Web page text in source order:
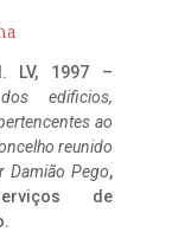
LV, 1997 –
edificios,
ao
reunido
Damião Pego,
de